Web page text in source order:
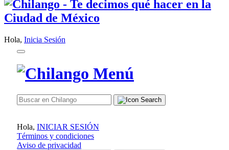
Hola, Inicia Sesión
Hola, INICIAR SESIÓN
Términos y condiciones
Aviso de privacidad